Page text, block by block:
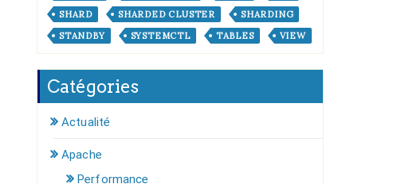
SHARD
SHARDED CLUSTER
SHARDING
STANDBY
SYSTEMCTL TABLES VIEW
Catégories
Actualité
Apache
Performance